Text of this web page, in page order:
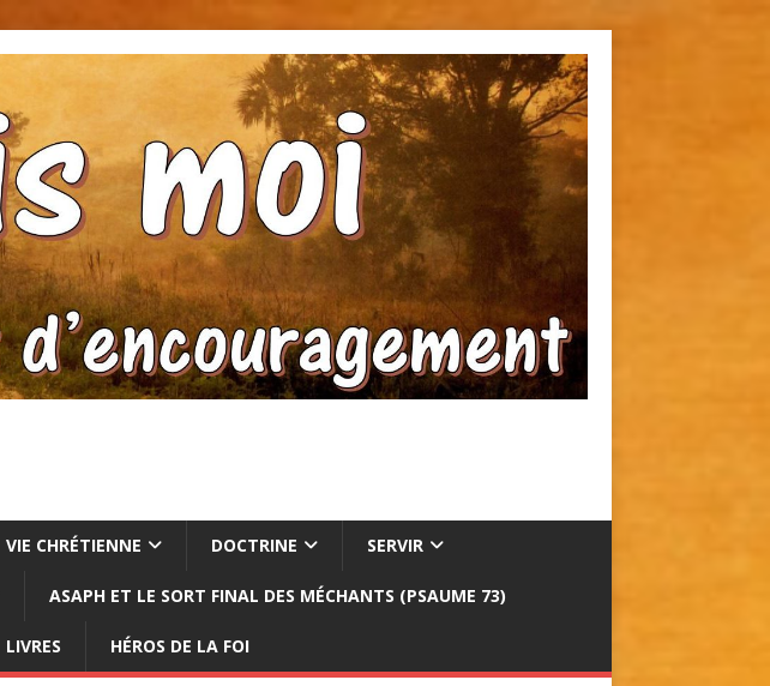
VIE CHRÉTIENNE DOCTRINE SERVIR
ASAPH ET LE SORT FINAL DES MÉCHANTS (PSAUME 73)
LIVRES HÉROS DE LA FOI